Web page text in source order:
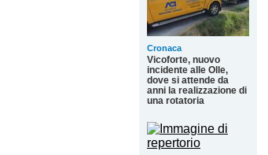
Cronaca
Vicoforte, nuovo
incidente alle Olle,
dove si attende da
anni la realizzazione di
una rotatoria